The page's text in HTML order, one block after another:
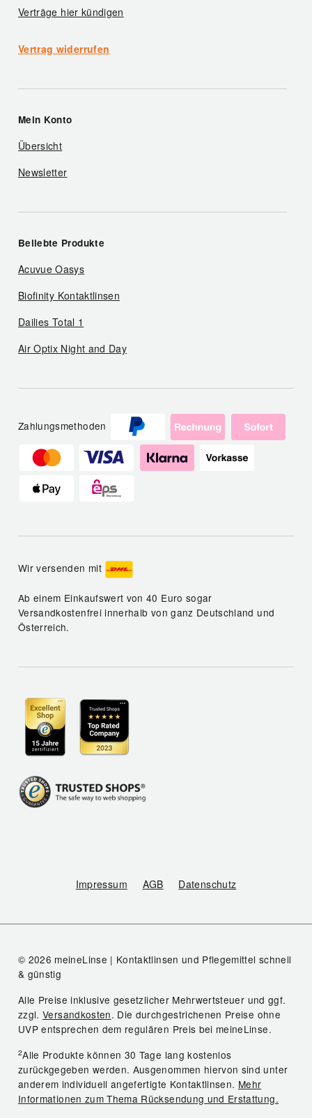
Verträge hier kündigen
Vertrag widerrufen
Mein Konto
Übersicht
Newsletter
Beliebte Produkte
Acuvue Oasys
Biofinity Kontaktlinsen
Dailies Total 1
Air Optix Night and Day
Zahlungsmethoden
Wir versenden mit
Ab einem Einkaufswert von 40 Euro sogar
Versandkostenfrei innerhalb von ganz Deutschland und
Österreich.
Impressum AGB Datenschutz
© 2026 meineLinse | Kontaktlinsen und Pflegemittel schnell
& günstig
Alle Preise inklusive gesetzlicher Mehrwertsteuer und ggf.
zzgl.Versandkosten. Die durchgestrichenen Preise ohne
UVP entsprechen dem regulären Preis bei meineLinse.
2Alle Produkte können 30 Tage lang kostenlos
zurückgegeben werden. Ausgenommen hiervon sind unter
anderem individuell angefertigte Kontaktlinsen. Mehr
Informationen zum Thema Rücksendung und Erstattung.